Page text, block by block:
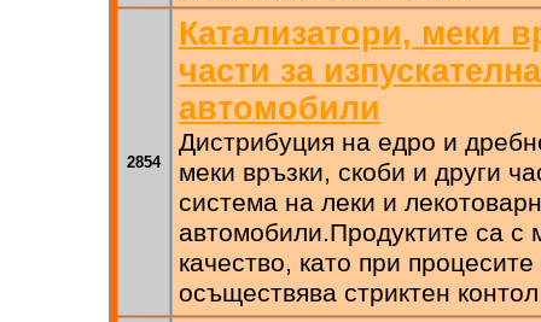
2854
Катализатори, меки
части за
автомобили
Дистрибуция на едро и
меки връзки, скоби и други
система на леки и
автомобили.Продуктите са с
качество, като при
осъществява стриктен